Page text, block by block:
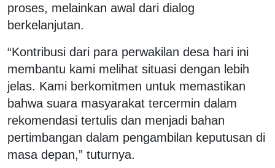
proses, melainkan awal dari dialog
berkelanjutan.
“Kontribusi dari para perwakilan desa hari ini
membantu kami melihat situasi dengan lebih
jelas. Kami berkomitmen untuk memastikan
bahwa suara masyarakat tercermin dalam
rekomendasi tertulis dan menjadi bahan
pertimbangan dalam pengambilan keputusan di
masa depan,” tuturnya.